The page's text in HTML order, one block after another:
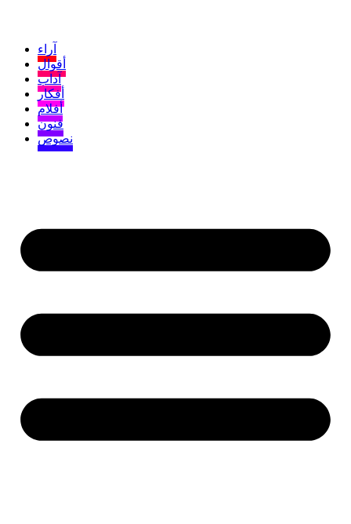
آراء
أقوال
آداب
أفكار
أفلام
فنون
نصوص